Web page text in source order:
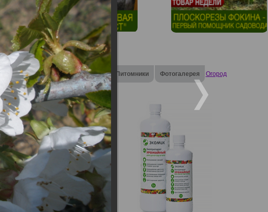
Видео Форум Магазин Питомники Фотогалерея Огород